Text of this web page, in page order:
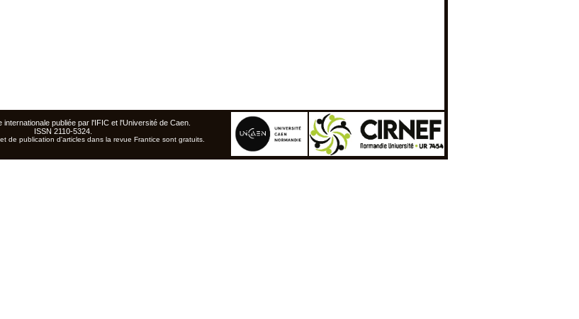
internationale publiée par l'IFIC et l'Université de Caen
ISSN 2110-5324.
de publication d'articles dans la revue Frantice sont gratuits.